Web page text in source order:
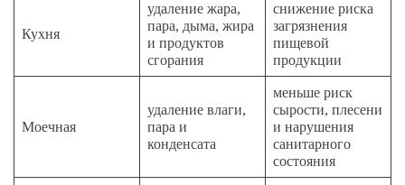
Кухня
удаление жара,
пара, дыма, жира
и продуктов
сгорания
снижение риска
загрязнения
пищевой
продукции
Моечная
удаление влаги,
пара и
конденсата
меньше риск
сырости, плесени
и нарушения
санитарного
состояния